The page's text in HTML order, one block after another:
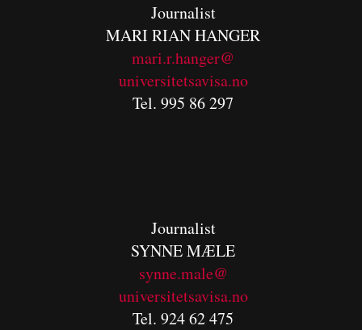
Journalist
MARI RIAN HANGER
mari.r.hanger@
universitetsavisa.no
Tel. 995 86 297
Journalist
SYNNE MÆLE
synne.male@
universitetsavisa.no
Tel. 924 62 475